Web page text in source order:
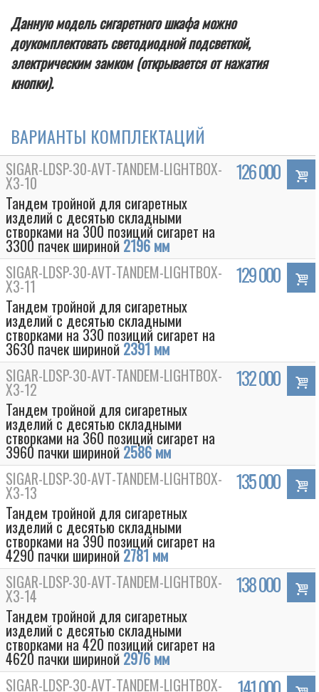
Данную модель сигаретного шкафа можно
доукомплектовать светодиодной подсветкой,
электрическим замком (открывается от нажатия
кнопки).
ВАРИАНТЫ КОМПЛЕКТАЦИЙ
SIGAR-LDSP-30-AVT-TANDEM-LIGHTBOX-
Х3-10
Тандем тройной для сигаретных
изделий с десятью складными
створками на 300 позиций сигарет на
3300 пачек шириной 2196 мм
126 000
SIGAR-LDSP-30-AVT-TANDEM-LIGHTBOX-
Х3-11
Тандем тройной для сигаретных
изделий с десятью складными
створками на 330 позиций сигарет на
3630 пачек шириной 2391 мм
129 000
SIGAR-LDSP-30-AVT-TANDEM-LIGHTBOX-
Х3-12
Тандем тройной для сигаретных
изделий с десятью складными
створками на 360 позиций сигарет на
3960 пачки шириной 2586 мм
132 000
SIGAR-LDSP-30-AVT-TANDEM-LIGHTBOX-
Х3-13
Тандем тройной для сигаретных
изделий с десятью складными
створками на 390 позиций сигарет на
4290 пачки шириной 2781 мм
135 000
SIGAR-LDSP-30-AVT-TANDEM-LIGHTBOX-
Х3-14
Тандем тройной для сигаретных
изделий с десятью складными
створками на 420 позиций сигарет на
4620 пачки шириной 2976 мм
138 000
SIGAR-LDSP-30-AVT-TANDEM-LIGHTBOX-